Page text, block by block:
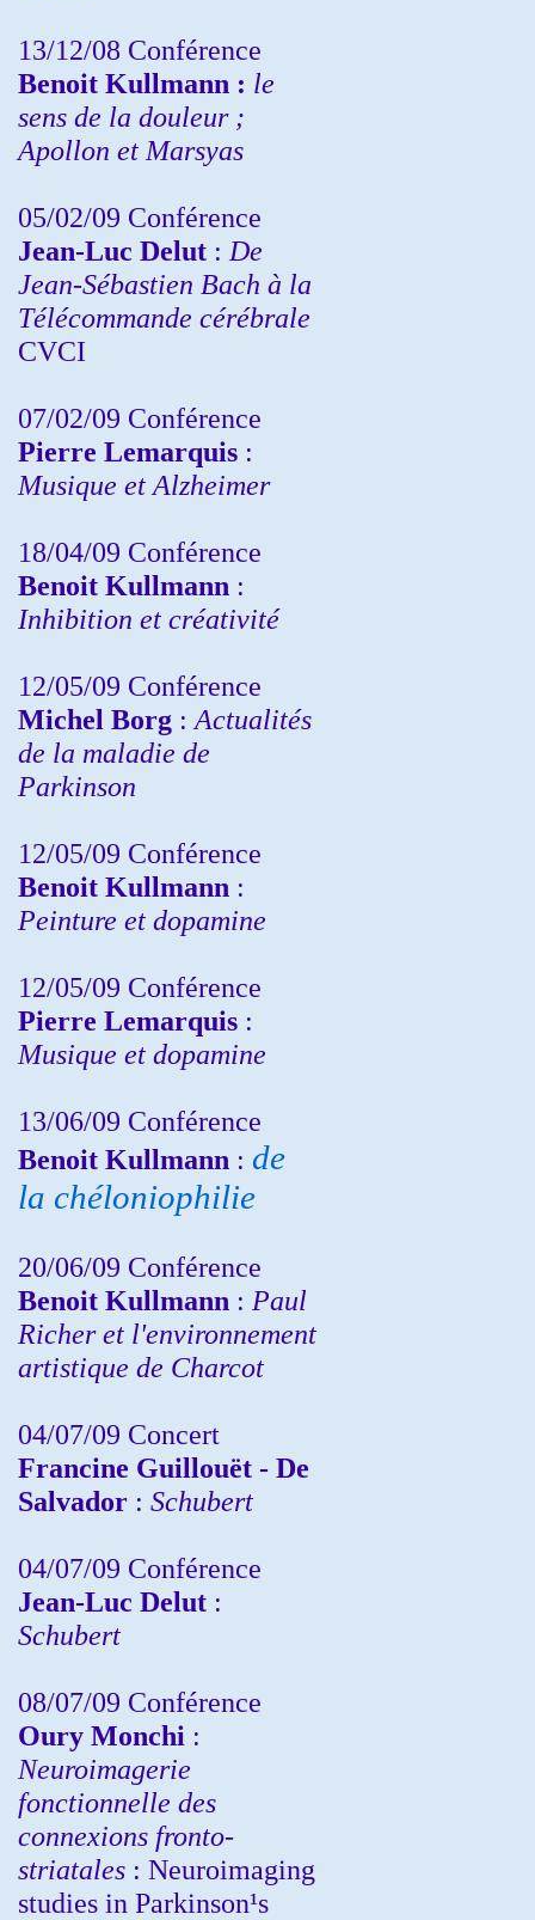
13/12/08 Conférence
Benoit Kullmann : le
sens de la douleur ;
Apollon et Marsyas
05/02/09 Conférence
Jean-Luc Delut : De
Jean-Sébastien Bach à la
Télécommande cérébrale
CVCI
07/02/09 Conférence
Pierre Lemarquis :
Musique et Alzheimer
18/04/09 Conférence
Benoit Kullmann :
Inhibition et créativité
12/05/09 Conférence
Michel Borg : Actualités
de la maladie de
Parkinson
12/05/09 Conférence
Benoit Kullmann :
Peinture et dopamine
12/05/09 Conférence
Pierre Lemarquis :
Musique et dopamine
13/06/09 Conférence
Benoit Kullmann : de
la chéloniophilie
20/06/09 Conférence
Benoit Kullmann : Paul
Richer et l'environnement
artistique de Charcot
04/07/09 Concert
Francine Guillouët - De
Salvador : Schubert
04/07/09 Conférence
Jean-Luc Delut :
Schubert
08/07/09 Conférence
Oury Monchi :
Neuroimagerie
fonctionnelle des
connexions fronto-
striatales : Neuroimaging
studies in Parkinson¹s